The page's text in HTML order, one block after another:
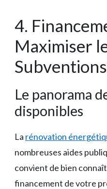
4.
Maximiser
Subventions
Le panorama
disponibles
La rénovation
nombreuses aides
convient de bien
financement de votre